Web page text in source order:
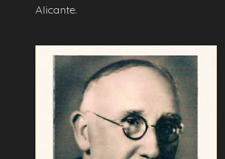
Alicante.